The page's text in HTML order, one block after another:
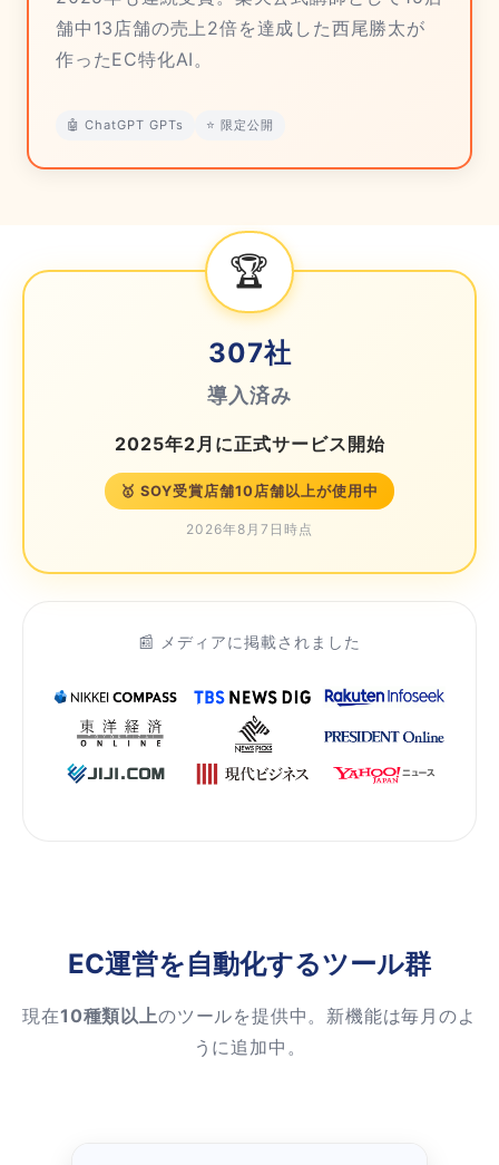
舗中13店舗の売上2倍を達成した西尾勝太が
作ったEC特化AI。
🤖 ChatGPT GPTs ⭐ 限定公開
🏆
307社
導入済み
2025年2月に正式サービス開始
🥇 SOY受賞店舗10店舗以上が使用中
2026年8月7日時点
📰 メディアに掲載されました
EC運営を自動化するツール群
現在10種類以上のツールを提供中。新機能は毎月のよ
うに追加中。